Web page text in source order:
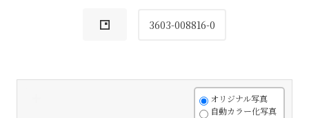
3603-008816-0
オリジナル写真
自動カラー化写真